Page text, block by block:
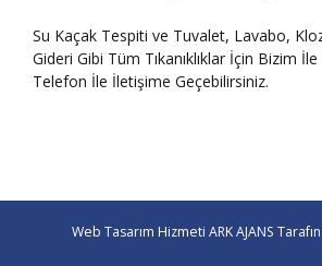
Su Kaçak Tespiti ve Tuvalet, Lavabo,
Gideri Gibi Tüm Tıkanıklıklar İçin Bizim İle
Telefon İle İletişime Geçebilirsiniz.
Web Tasarım Hizmeti ARK AJANS